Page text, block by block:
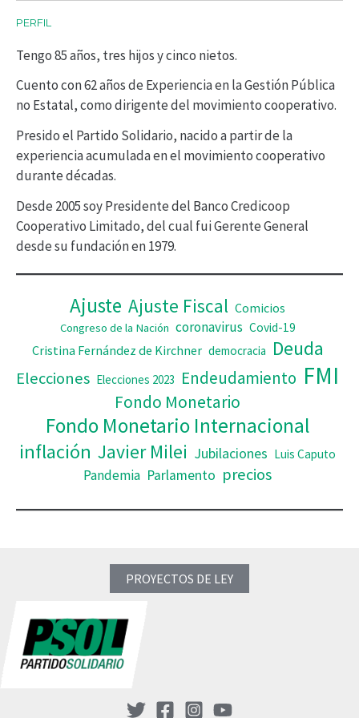
t
o
r
d
e
v
d
e
o
PERFIL
Tengo 85 años, tres hijos y cinco nietos.
Cuento con 62 años de Experiencia en la Gestión Pública
no Estatal, como dirigente del movimiento cooperativo.
Presido el Partido Solidario, nacido a partir de la
experiencia acumulada en el movimiento cooperativo
durante décadas.
Desde 2005 soy Presidente del Banco Credicoop
Cooperativo Limitado, del cual fui Gerente General
desde su fundación en 1979.
Ajuste Ajuste Fiscal Comicios
Congreso de la Nación coronavirus Covid-19
Cristina Fernández de Kirchner democracia Deuda
Elecciones Elecciones 2023 Endeudamiento FMI
Fondo Monetario
Fondo Monetario Internacional
inflación Javier Milei Jubilaciones Luis Caputo
Pandemia Parlamento precios
PROYECTOS DE LEY